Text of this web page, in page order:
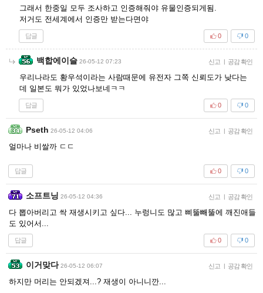
그래서 한중일 모두 조사하고 인증해줘야 유물인증되게됨.
저거도 전세계에서 인증만 받는다면야
답글 0
0
백합에이슬 26-05-12 07:23 신고 | 공감 확인
우리나라도 황우석이라는 사람때문에 유전자 그쪽 신뢰도가 낮다는
데 일본도 뭐가 있었나보네ㅋㅋ
답글 0
0
Pseth 26-05-12 04:06 신고 | 공감 확인
얼마나 비쌀까 ㄷㄷ
답글 0
0
소프트닝 26-05-12 04:36 신고 | 공감 확인
다 뽑아버리고 싹 재생시키고 싶다... 누렁니도 많고 삐뚤빼뚤에 깨진애들
도 있어서...
답글 0
0
이거맞다 26-05-12 06:07 신고 | 공감 확인
하지만 머리는 안되겠져...? 재생이 아니니깐...